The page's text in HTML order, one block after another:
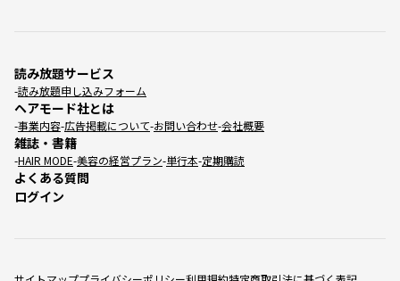
読み放題サービス
読み放題申し込みフォーム
ヘアモード社とは
事業内容 広告掲載について お問い合わせ 会社概要
雑誌・書籍
HAIR MODE 美容の経営プラン 単行本 定期購読
よくある質問
ログイン